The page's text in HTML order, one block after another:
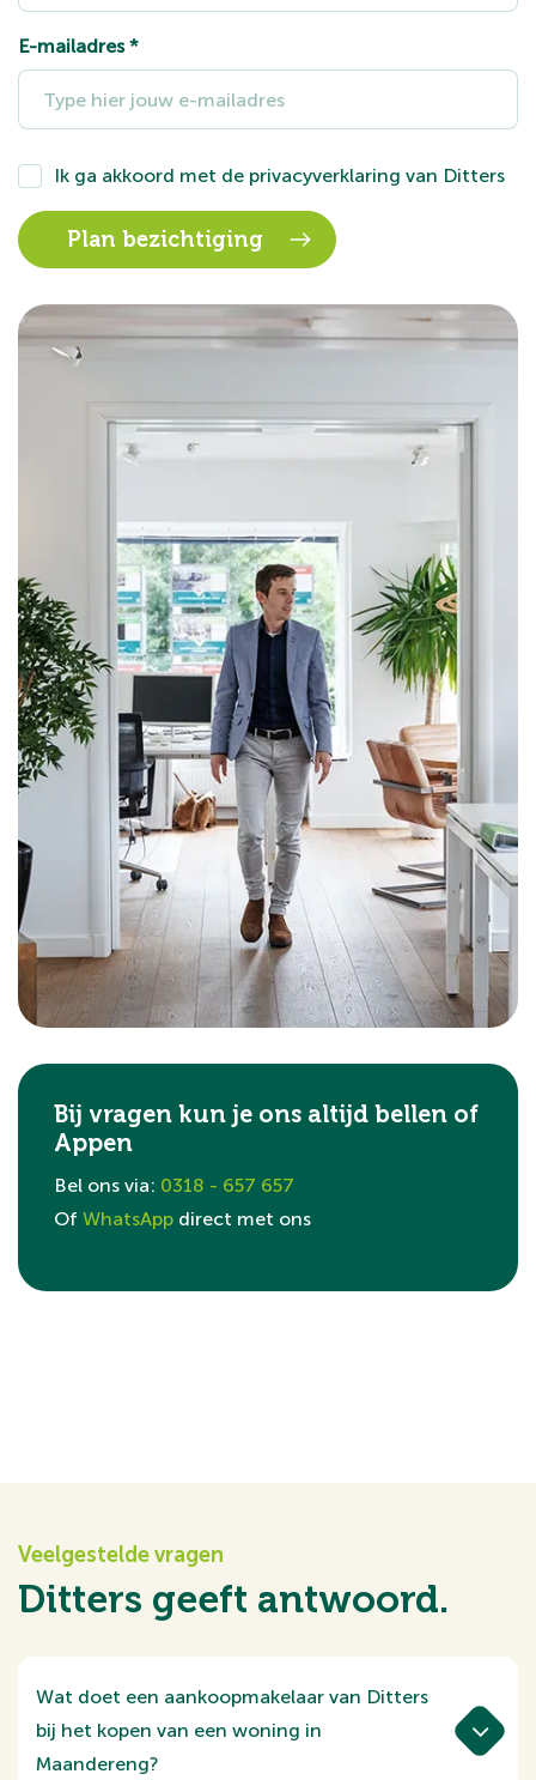
E-mailadres*
Ik ga akkoord met de privacyverklaring van Ditters
Bij vragen kun je ons altijd bellen of
Appen
Bel ons via: 0318 - 657 657
Of WhatsApp direct met ons
Veelgestelde vragen
Ditters geeft antwoord.
Wat doet een aankoopmakelaar van Ditters
bij het kopen van een woning in
Maandereng?